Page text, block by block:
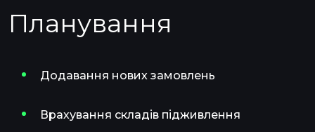
Планування
Додавання нових замовлень
Врахування складів підживлення